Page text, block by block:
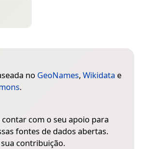
no GeoNames, Wikidata e
.
com o seu apoio para
fontes de dados abertas.
contribuição.